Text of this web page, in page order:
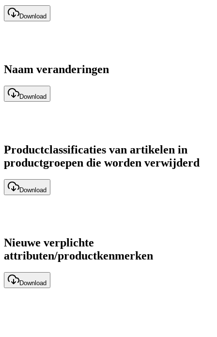
Download
Naam veranderingen
Download
Productclassificaties van artikelen in
productgroepen die worden verwijderd
Download
Nieuwe verplichte
attributen/productkenmerken
Download